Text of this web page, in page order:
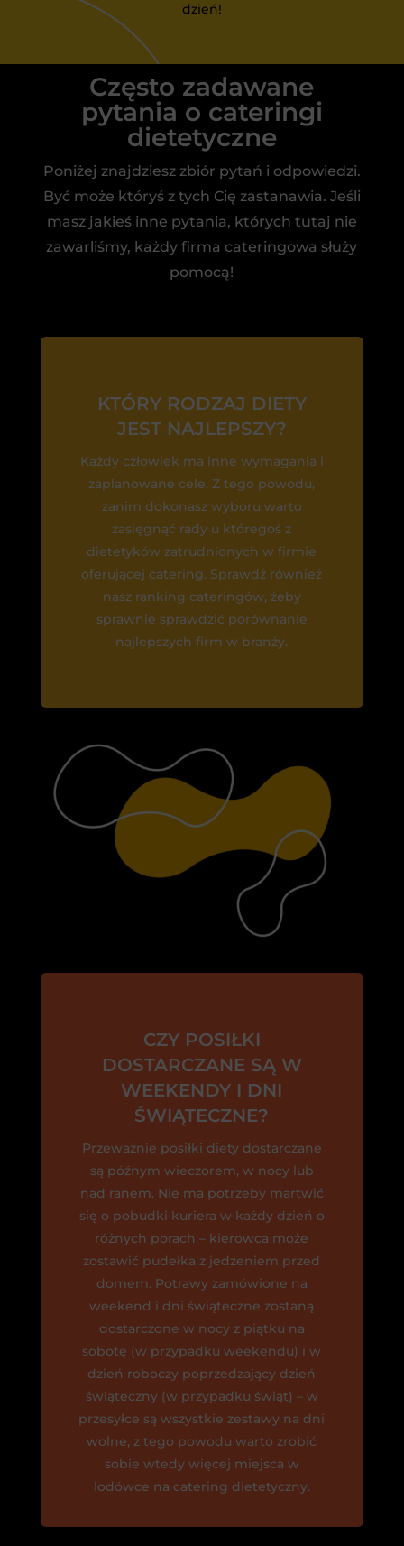
dzień!
Często zadawane
pytania o cateringi
dietetyczne
Poniżej znajdziesz zbiór pytań i odpowiedzi.
Być może któryś z tych Cię zastanawia. Jeśli
masz jakieś inne pytania, których tutaj nie
zawarliśmy, każdy firma cateringowa służy
pomocą!
KTÓRY RODZAJ DIETY
JEST NAJLEPSZY?
Każdy człowiek ma inne wymagania i
zaplanowane cele. Z tego powodu,
zanim dokonasz wyboru warto
zasięgnąć rady u któregoś z
dietetyków zatrudnionych w firmie
oferującej catering. Sprawdź również
nasz ranking cateringów, żeby
sprawnie sprawdzić porównanie
najlepszych firm w branży.
CZY POSIŁKI
DOSTARCZANE SĄ W
WEEKENDY I DNI
ŚWIĄTECZNE?
Przeważnie posiłki diety dostarczane
są późnym wieczorem, w nocy lub
nad ranem. Nie ma potrzeby martwić
się o pobudki kuriera w każdy dzień o
różnych porach – kierowca może
zostawić pudełka z jedzeniem przed
domem. Potrawy zamówione na
weekend i dni świąteczne zostaną
dostarczone w nocy z piątku na
sobotę (w przypadku weekendu) i w
dzień roboczy poprzedzający dzień
świąteczny (w przypadku świąt) – w
przesyłce są wszystkie zestawy na dni
wolne, z tego powodu warto zrobić
sobie wtedy więcej miejsca w
lodówce na catering dietetyczny.